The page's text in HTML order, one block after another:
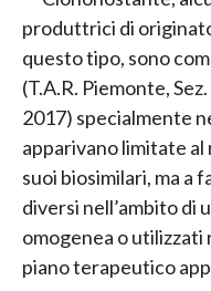
produttrici di
questo tipo, sono
(T.A.R. Piemonte,
2017) specialmente
apparivano limitate
suoi biosimilari, ma a
diversi nell’ambito di
omogenea o utilizzati
piano terapeutico